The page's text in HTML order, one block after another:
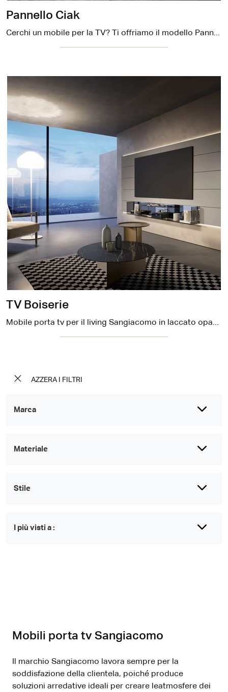
AZZERA I FILTRI
Marca
Materiale
Stile
I più visti a :
Pannello Ciak
Cerchi un mobile per la TV? Ti offriamo il modello Pannello Ciak di Sangiacomo in laccato opaco, pensato per spazi design.
TV Boiserie
Mobile porta tv per il living Sangiacomo in laccato opaco: clicca e ottieni informazioni sul modello TV Boiserie, ideale per spazi design.
Mobili porta tv Sangiacomo
Il marchio Sangiacomo lavora sempre per la
soddisfazione della clientela, poiché produce
soluzioni arredative ideali per creare leatmosfere dei